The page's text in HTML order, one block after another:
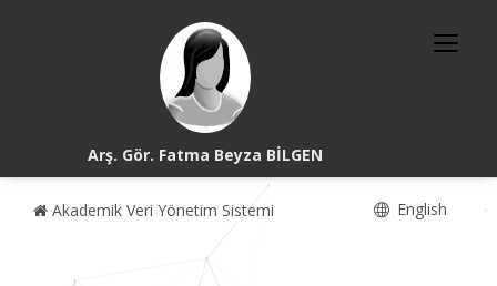
Arş. Gör. Fatma Beyza BİLGEN
Akademik Veri Yönetim Sistemi English